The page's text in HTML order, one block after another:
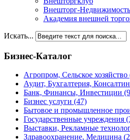
Внешторг-Недвижимость
Академия внешней
Искать...
Бизнес-Каталог
Агропром, Сельское хозяйство
Аудит, Бухгалтерия,
Банк, Финансы, Инвестиции
Бизнес услуги (47)
Бытовое и промышленное
Государственные учреждения
Выставки, Рекламные
Здравоохранение, Медицина